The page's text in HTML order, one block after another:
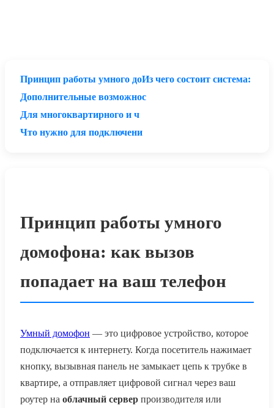
Принцип работы умного доИз чего состоит система:
Дополнительные возможнос
Для многоквартирного и ч
Что нужно для подключени
Принцип работы умного
домофона: как вызов
попадает на ваш телефон
Умный домофон — это цифровое устройство, которое
подключается к интернету. Когда посетитель нажимает
кнопку, вызывная панель не замыкает цепь к трубке в
квартире, а отправляет цифровой сигнал через ваш
роутер на облачный сервер производителя или